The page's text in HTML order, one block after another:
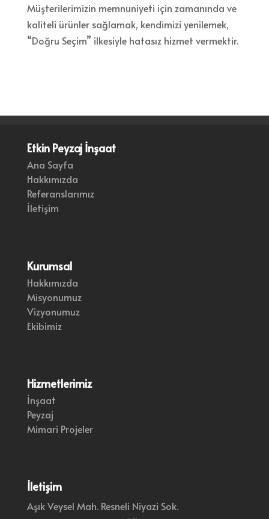
Müşterilerimizin memnuniyeti için zamanında ve
kaliteli ürünler sağlamak, kendimizi yenilemek,
“Doğru Seçim” ilkesiyle hatasız hizmet vermektir.
Etkin Peyzaj İnşaat
Ana Sayfa
Hakkımızda
Referanslarımız
İletişim
Kurumsal
Hakkımızda
Misyonumuz
Vizyonumuz
Ekibimiz
Hizmetlerimiz
İnşaat
Peyzaj
Mimari Projeler
İletişim
Aşık Veysel Mah. Resneli Niyazi Sok.